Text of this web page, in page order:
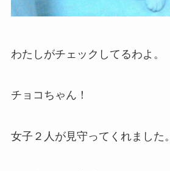
わたしがチェックしてるわよ。
チョコちゃん！
女子２人が見守ってくれました。